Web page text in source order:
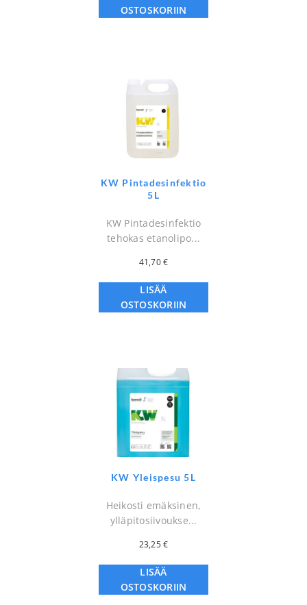
OSTOSKORIIN
KW Pintadesinfektio
5L
KW Pintadesinfektio
tehokas etanolipo...
41,70€
LISÄÄ
OSTOSKORIIN
KW Yleispesu 5L
Heikosti emäksinen,
ylläpitosiivoukse...
23,25€
LISÄÄ
OSTOSKORIIN